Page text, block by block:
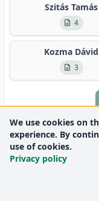
Szitás Tamás
4
Kozma Dávid
3
We use cookies on
experience. By
use of cookies.
Privacy policy